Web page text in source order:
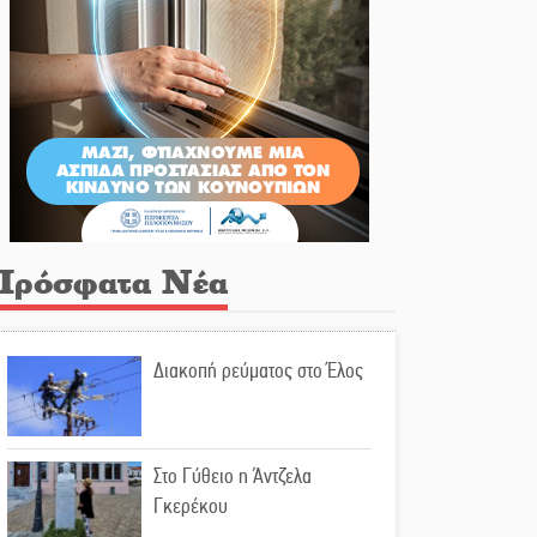
Νέα
Διακοπή ρεύματος στο Έλος
Στο Γύθειο η Άντζελα
Γκερέκου